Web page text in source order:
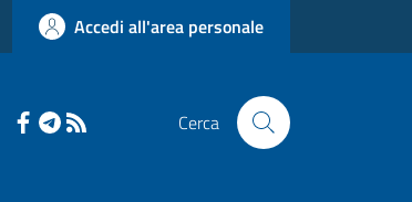
Accedi all'area personale
Cerca